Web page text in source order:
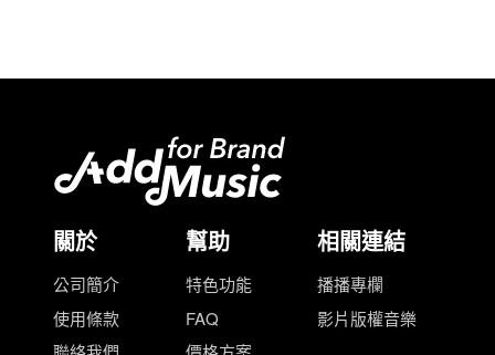
關於
公司簡介
使用條款
幫助
特色功能
FAQ
相關連結
播播專欄
影片版權音樂